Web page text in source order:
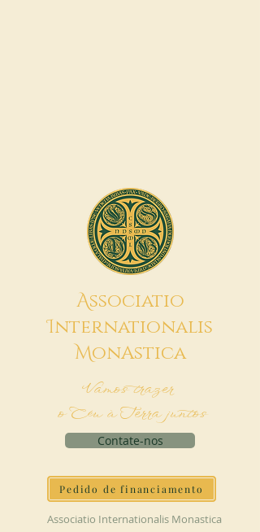
Associatio
Internationalis
MonAstica
Vamos trazer
o Céu à Terra juntos
Contate-nos
Pedido de financiamento
Associatio Internationalis Monastica